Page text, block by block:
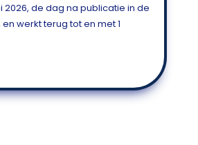
2026, de dag na publicatie in de
werkt terug tot en met 1